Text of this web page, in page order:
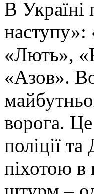
В Україні
наступу»:
«Лють»,
«Азов».
ворога.
поліції
піхотою в